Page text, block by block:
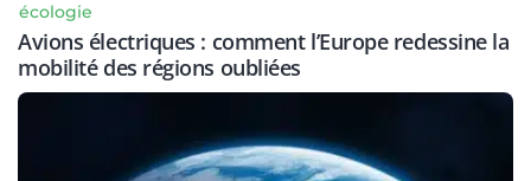
écologie
Avions électriques : comment l’Europe redessine la
mobilité des régions oubliées